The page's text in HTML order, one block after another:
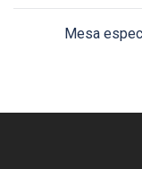
Mesa